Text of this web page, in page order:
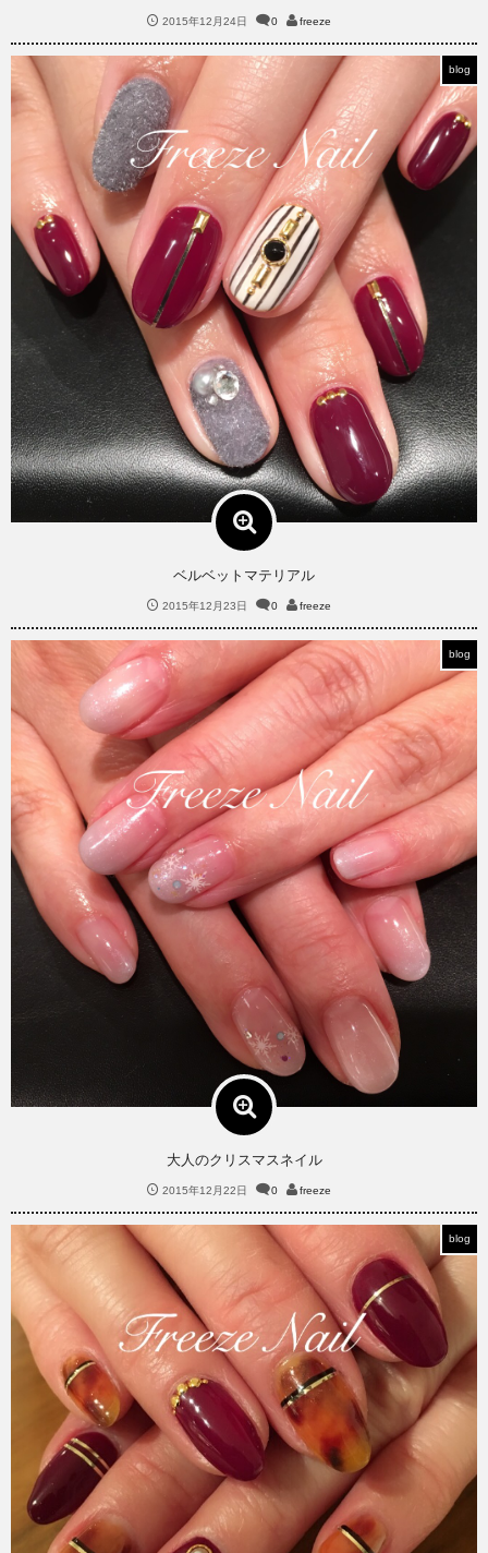
2015年12月24日 0 freeze
ベルベットマテリアル
2015年12月23日
blog
0 freeze
大人のクリスマスネイル
2015年12月22日
blog
0 freeze
blog